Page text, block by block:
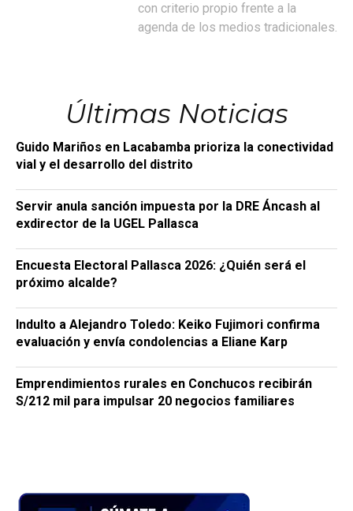
con criterio propio frente a la
agenda de los medios tradicionales.
Últimas Noticias
Guido Mariños en Lacabamba prioriza la conectividad
vial y el desarrollo del distrito
Servir anula sanción impuesta por la DRE Áncash al
exdirector de la UGEL Pallasca
Encuesta Electoral Pallasca 2026: ¿Quién será el
próximo alcalde?
Indulto a Alejandro Toledo: Keiko Fujimori confirma
evaluación y envía condolencias a Eliane Karp
Emprendimientos rurales en Conchucos recibirán
S/212 mil para impulsar 20 negocios familiares